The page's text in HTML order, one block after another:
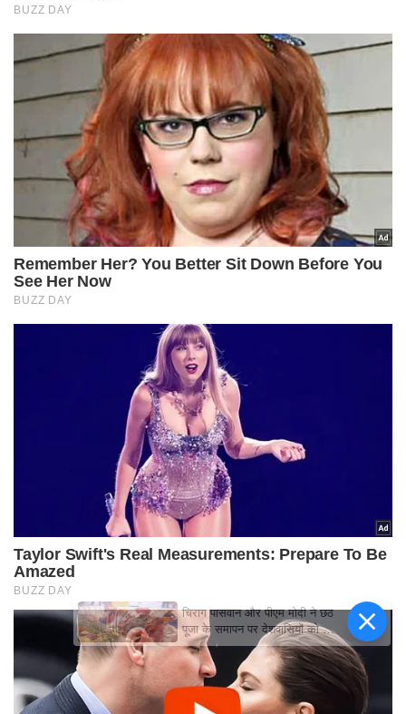
चिराग पासवान और पीएम मोदी ने छठ
पूजा के समापन पर देशवासियों को दी
शुभकामनाएं, छठी मैया से देश की
समृद्धि की कामना की